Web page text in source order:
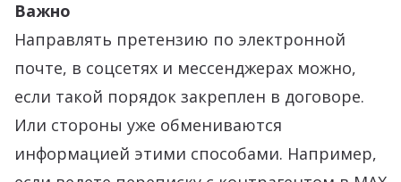
Важно
Направлять претензию по электронной
почте, в соцсетях и мессенджерах можно,
если такой порядок закреплен в договоре.
Или стороны уже обмениваются
информацией этими способами. Например,